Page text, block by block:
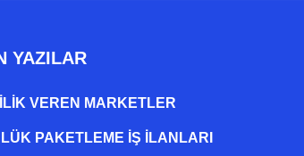
YAZILAR
VEREN MARKETLER
PAKETLEME İŞ İLANLARI